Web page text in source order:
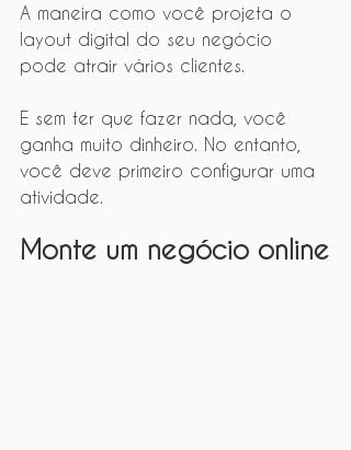
A maneira como você projeta o
layout digital do seu negócio
pode atrair vários clientes.
E sem ter que fazer nada, você
ganha muito dinheiro. No entanto,
você deve primeiro configurar uma
atividade.
Monte um negócio online